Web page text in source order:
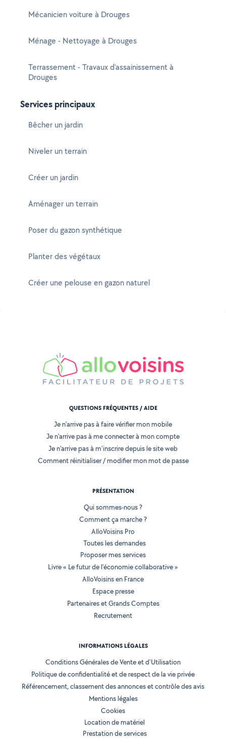
Mécanicien voiture à Drouges
Ménage - Nettoyage à Drouges
Terrassement - Travaux d'assainissement à
Drouges
Services principaux
Bêcher un jardin
Niveler un terrain
Créer un jardin
Aménager un terrain
Poser du gazon synthétique
Planter des végétaux
Créer une pelouse en gazon naturel
QUESTIONS FRÉQUENTES / AIDE
Je n'arrive pas à faire vérifier mon mobile
Je n'arrive pas à me connecter à mon compte
Je n'arrive pas à m'inscrire depuis le site web
Comment réinitialiser / modifier mon mot de passe
PRÉSENTATION
Qui sommes-nous ?
Comment ça marche ?
AlloVoisins Pro
Toutes les demandes
Proposer mes services
Livre « Le futur de l'économie collaborative »
AlloVoisins en France
Espace presse
Partenaires et Grands Comptes
Recrutement
INFORMATIONS LÉGALES
Conditions Générales de Vente et d'Utilisation
Politique de confidentialité et de respect de la vie privée
Référencement, classement des annonces et contrôle des avis
Mentions légales
Cookies
Location de matériel
Prestation de services